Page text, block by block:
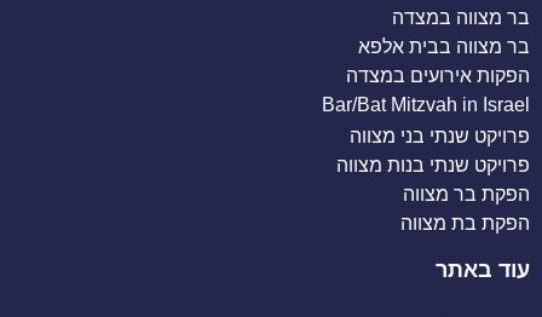
בר מצווה במצדה
בר מצווה בבית אלפא
הפקות אירועים במצדה
Bar/Bat Mitzvah in Israel
פרויקט שנתי בני מצווה
פרויקט שנתי בנות מצווה
הפקת בר מצווה
הפקת בת מצווה
עוד באתר